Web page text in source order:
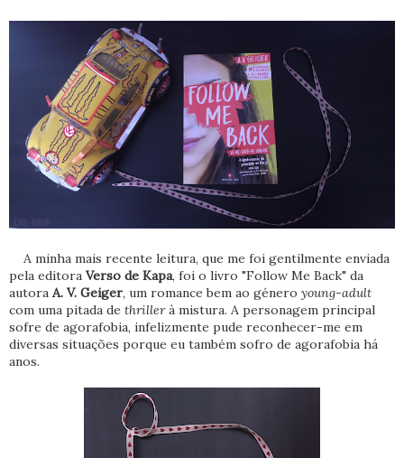
A minha mais recente leitura, que me foi gentilmente enviada
pela editora Verso de Kapa, foi o livro "Follow Me Back" da
autora A. V. Geiger, um romance bem ao género young-adult
com uma pitada de thrillerà mistura. A personagem principal
sofre de agorafobia, infelizmente pude reconhecer-me em
diversas situações porque eu também sofro de agorafobia há
anos.